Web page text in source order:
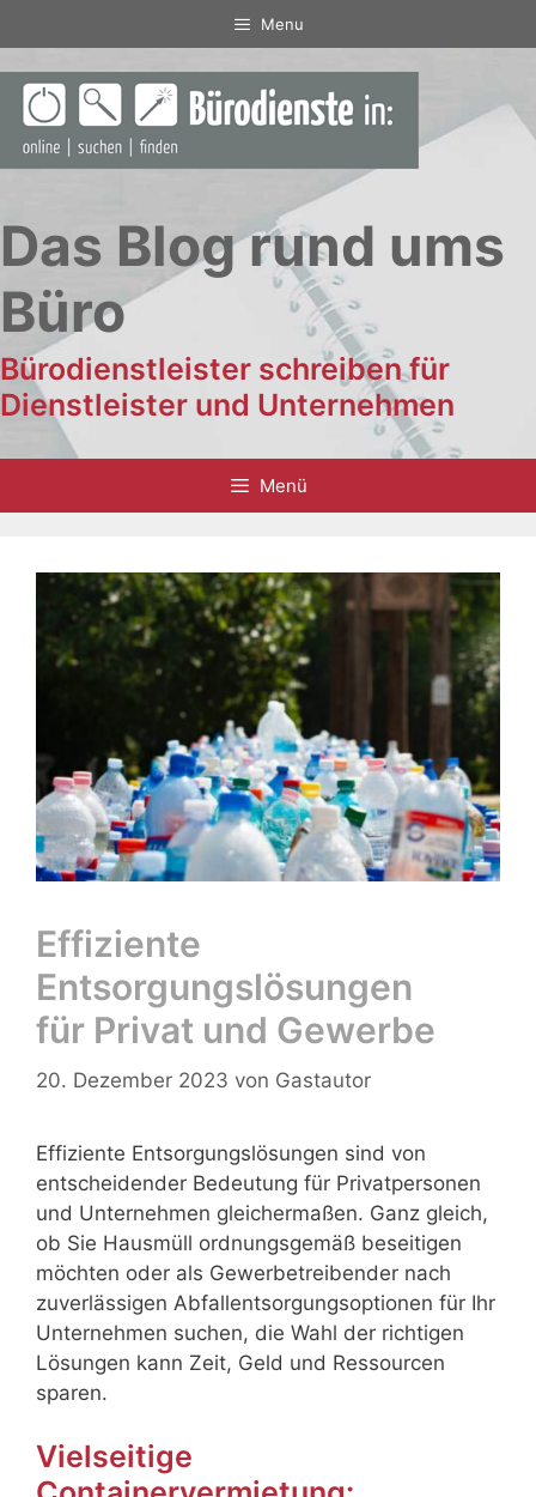
Inhalt
springen
Menu
Das Blog rund ums
Büro
Bürodienstleister schreiben für
Dienstleister und Unternehmen
Menü
Effiziente
Entsorgungslösungen
für Privat und Gewerbe
20. Dezember 2023 von Gastautor
Effiziente Entsorgungslösungen sind von
entscheidender Bedeutung für Privatpersonen
und Unternehmen gleichermaßen. Ganz gleich,
ob Sie Hausmüll ordnungsgemäß beseitigen
möchten oder als Gewerbetreibender nach
zuverlässigen Abfallentsorgungsoptionen für Ihr
Unternehmen suchen, die Wahl der richtigen
Lösungen kann Zeit, Geld und Ressourcen
sparen.
Vielseitige